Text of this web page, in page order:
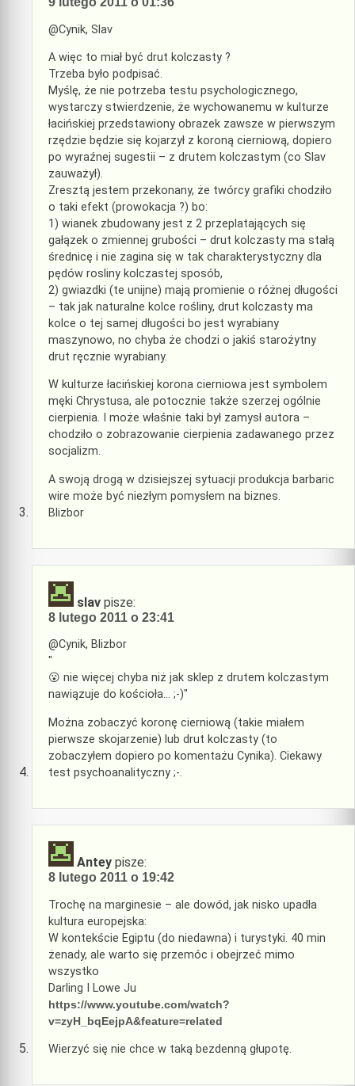
@Cynik, Slav
A więc to miał być drut kolczasty ?
Trzeba było podpisać.
Myślę, że nie potrzeba testu psychologicznego,
wystarczy stwierdzenie, że wychowanemu w kulturze
łacińskiej przedstawiony obrazek zawsze w pierwszym
rzędzie będzie się kojarzył z koroną cierniową, dopiero
po wyraźnej sugestii – z drutem kolczastym (co Slav
zauważył).
Zresztą jestem przekonany, że twórcy grafiki chodziło
o taki efekt (prowokacja ?) bo:
1) wianek zbudowany jest z 2 przeplatających się
gałązek o zmiennej grubości – drut kolczasty ma stałą
średnicę i nie zagina się w tak charakterystyczny dla
pędów rosliny kolczastej sposób,
2) gwiazdki (te unijne) mają promienie o różnej długości
– tak jak naturalne kolce rośliny, drut kolczasty ma
kolce o tej samej długości bo jest wyrabiany
maszynowo, no chyba że chodzi o jakiś starożytny
drut ręcznie wyrabiany.
W kulturze łacińskiej korona cierniowa jest symbolem
męki Chrystusa, ale potocznie także szerzej ogólnie
cierpienia. I może właśnie taki był zamysł autora –
chodziło o zobrazowanie cierpienia zadawanego przez
socjalizm.
A swoją drogą w dzisiejszej sytuacji produkcja barbaric
wire może być niezłym pomysłem na biznes.
Blizbor
slav pisze:
8 lutego 2011 o 23:41
@Cynik, Blizbor
"
😮 nie więcej chyba niż jak sklep z drutem kolczastym
nawiązuje do kościoła… ;-)"
Można zobaczyć koronę cierniową (takie miałem
pierwsze skojarzenie) lub drut kolczasty (to
zobaczyłem dopiero po komentażu Cynika). Ciekawy
test psychoanalityczny ;-.
Antey pisze:
8 lutego 2011 o 19:42
Trochę na marginesie – ale dowód, jak nisko upadła
kultura europejska:
W kontekście Egiptu (do niedawna) i turystyki. 40 min
żenady, ale warto się przemóc i obejrzeć mimo
wszystko
Darling I Lowe Ju
https://www.youtube.com/watch?
v=zyH_bqEejpA&feature=related
Wierzyć się nie chce w taką bezdenną głupotę.